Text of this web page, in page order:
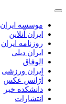
موسسه ایران
ایران آنلاین
روزنامه ایران
ایران دیلی
الوفاق
ایران ورزشی
آژانس عکس
دانشکده خبر
انتشارات